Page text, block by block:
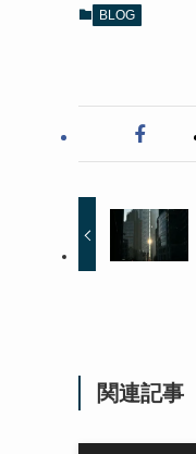
BLOG
関連記事